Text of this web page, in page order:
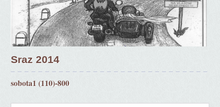
Sraz 2014
sobota1 (110)-800